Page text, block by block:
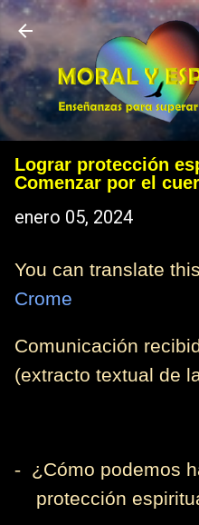
Ir al
Lograr protección
Comenzar por el
enero 05, 2024
You can translate
Crome
Comunicación
(extracto textual de
- ¿Cómo podemos
protección